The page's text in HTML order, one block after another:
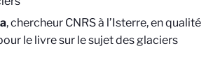
, chercheur CNRS à l’Isterre,en qualité
le livre sur le sujet des glaciers